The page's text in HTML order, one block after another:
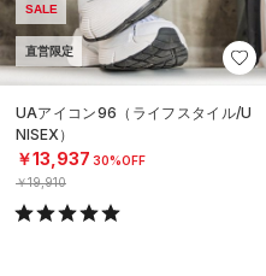
SALE
直営限定
UAアイコン96（ライフスタイル/U
NISEX）
￥13,937 30%OFF
￥19,910